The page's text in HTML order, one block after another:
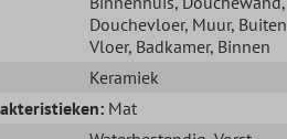
Douchevloer, Muur, Buiten
Vloer, Badkamer, Binnen
Keramiek
Mat